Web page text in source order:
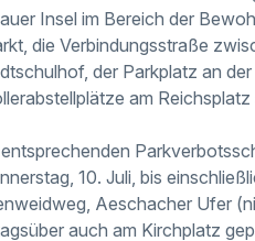
Insel im Bereich der
die Verbindungsstraße
der Parkplatz an
am Reichsplatz
10. Juli, bis
Aeschacher Ufer
auch am Kirchplatz